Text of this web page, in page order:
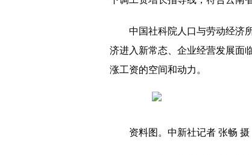
中国社科院人口与劳动经济
济进入新常态、企业经营发展面
涨工资的空间和动力。
资料图。中新社记者 张畅 摄